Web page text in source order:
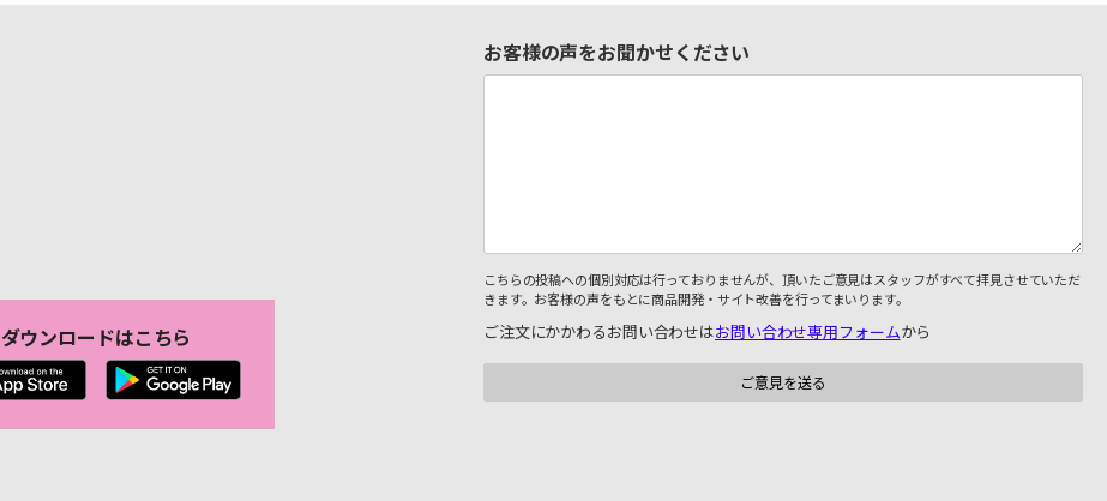
ダウンロードはこちら
お客様の声をお聞かせください
こちらの投稿への個別対応は行っておりませんが、頂いたご意見はスタッフがすべて拝見させていただ
きます。お客様の声をもとに商品開発・サイト改善を行ってまいります。
ご注文にかかわるお問い合わせはお問い合わせ専用フォームから